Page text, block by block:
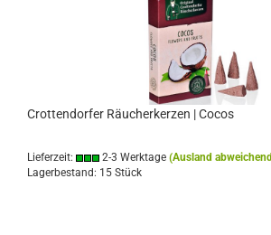
Crottendorfer Räucherkerzen | Cocos
Lieferzeit: 2-3 Werktage (Ausland
Lagerbestand: 15 Stück